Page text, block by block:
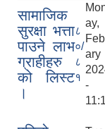
सामाजिक
सुरक्षा भत्ता
पाउने लाभ
ग्राहीहरु
को लिस्ट
।
८
०/
८
१
ay,
ary
-